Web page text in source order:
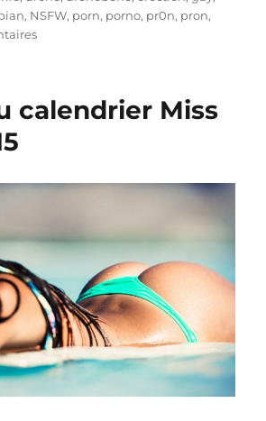
, NSFW, porn, porno, pr0n, pron,
sur
une
(NSFW)
calendrier Miss